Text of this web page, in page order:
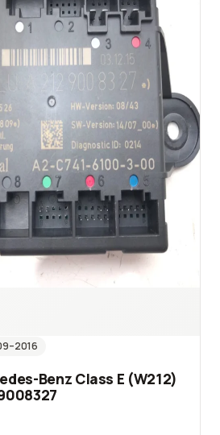
–2016
Benz Class E (W212)